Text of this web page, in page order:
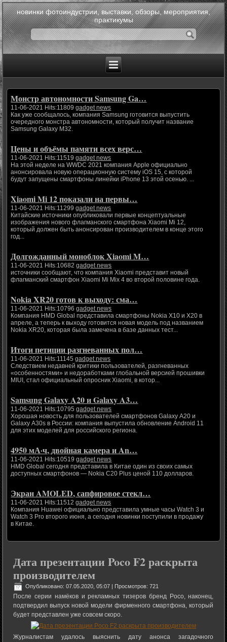
новинки фотоиндустрии, выставки, обзоры, мероприятия,
практикумы
Монстр автономности Samsung Ga…
11-06-2021 Hits:11809gadget news
Как уже сообщалось, компания Samsung готовится выпустить
очередного монстра автономности, который получит название
Samsung Galaxy M32.
Цены и объёмы памяти всех верс…
11-06-2021 Hits:11519gadget news
На этой неделе на WWDC 2021 компания Apple официально
анонсировала новую операционную систему iOS 15, с которой
будут запущены смартфоны линейки iPhone 13 этой осенью. ...
Xiaomi Mi 12 показали на первы…
11-06-2021 Hits:11299gadget news
Китайские источники опубликовали первые концептуальные
изображения нового флагманского смартфона Xiaomi Mi 12,
который должен быть анонсирован производителем в конце этого
год...
Долгожданный моноблок Xiaomi M…
11-06-2021 Hits:10682gadget news
источники сообщают, что компания Xiaomi представит новый
флагманский смартфон Xiaomi Mi Mix 4 во второй половине года.
Nokia XR20 готов к выходу: сма…
11-06-2021 Hits:10796gadget news
Компания HMD Global представила смартфоны Nokia X10 и X20 в
апреле, а теперь к выходу готовится новая модель под названием
Nokia XR20, которая была замечена в базе данных тест...
Итоги петиции разгневанных пол…
11-06-2021 Hits:11145gadget news
Следствием недавней критики пользователей, разгневанных
«особенностями» и недоработками глобальной версией прошивки
MIUI, стал официальный опросник Xiaomi, в котор...
Samsung Galaxy A20 и Galaxy A3…
11-06-2021 Hits:10795gadget news
Хорошая новость для пользователей смартфонов Galaxy A20 и
Galaxy A30s в России: компания выпустила обновление Android 11
для этих моделей для российского региона.
4950 мА·ч, двойная камера и An…
11-06-2021 Hits:10519gadget news
HMD Global сегодня представила в Китае один из своих самых
доступных смартфонов — Nokia C20 Plus ценой 110 долларов.
Экран AMOLED, сапфировое стекл…
11-06-2021 Hits:11512gadget news
Компания Huawei официально представила умные часы Watch 3 и
Watch 3 Pro второго июня, а сегодня новинки поступили в продажу
в Китае.
Дата презентации Poco F2 раскрыта
производителем
Опубликовано: 07.05.2020, 05:07 | Просмотров: 721
После серии намёков и рекламных тизеров бренд Poco, наконец,
подтвердил выпуск новой модели фирменного смартфона, который
будет представлен уже совсем скоро.
Журналистам удалось выяснить дату анонса загадочного